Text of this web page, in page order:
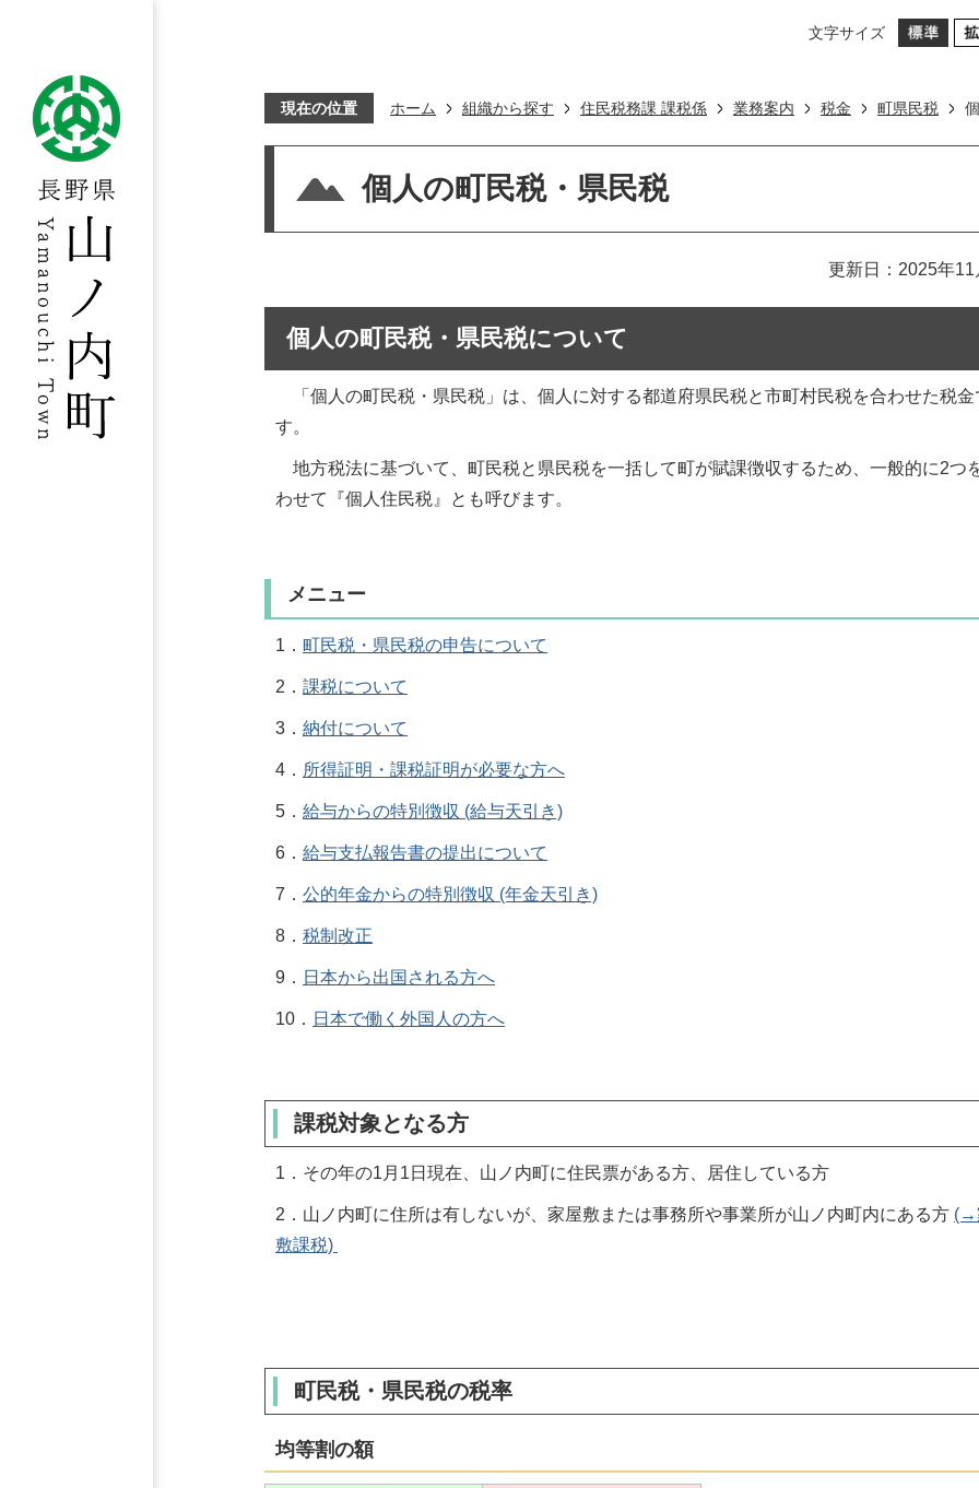
文字サイズ
現在の位置 ホーム 組織から探す 住民税務課 課税係 業務案内 税金 町県民税
個人の町民税・県民税
更新日：2025年11
個人の町民税・県民税について
「個人の町民税・県民税」は、個人に対する都道府県民税と市町村民税を合わせた税金
す。
地方税法に基づいて、町民税と県民税を一括して町が賦課徴収するため、一般的に2つ
わせて『個人住民税』とも呼びます。
メニュー
1． 町民税・県民税の申告について
2． 課税について
3． 納付について
4． 所得証明・課税証明が必要な方へ
5． 給与からの特別徴収 (給与天引き)
6． 給与支払報告書の提出について
7． 公的年金からの特別徴収 (年金天引き)
8． 税制改正
9． 日本から出国される方へ
10． 日本で働く外国人の方へ
課税対象となる方
1．その年の1月1日現在、山ノ内町に住民票がある方、居住している方
2．山ノ内町に住所は有しないが、家屋敷または事務所や事業所が山ノ内町内にある方 (→
敷課税)
町民税・県民税の税率
均等割の額